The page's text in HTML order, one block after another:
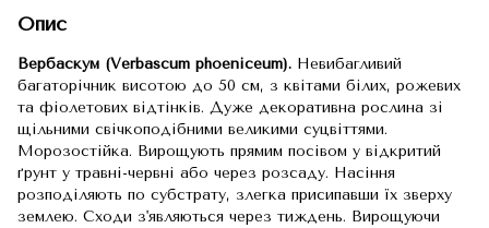
Опис
Вербаскум (Verbascum phoeniceum). Невибагливий
багаторічник висотою до 50 см, з квітами білих, рожевих
та фіолетових відтінків. Дуже декоративна рослина зі
щільними свічкоподібними великими суцвіттями.
Морозостійка. Вирощують прямим посівом у відкритий
ґрунт у травні-червні або через розсаду. Насіння
розподіляють по субстрату, злегка присипавши їх зверху
землею. Сходи з'являються через тиждень. Вирощуючи